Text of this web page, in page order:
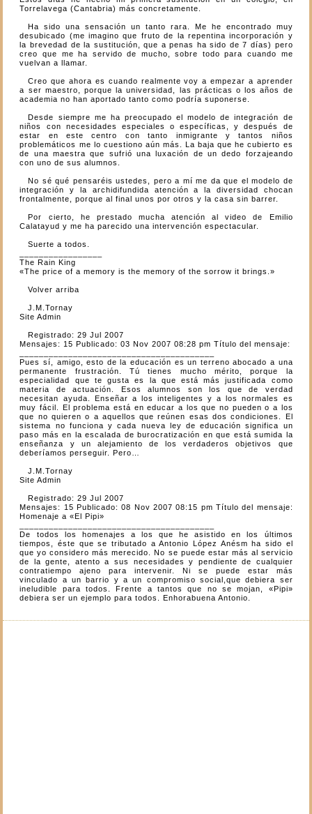
Torrelavega (Cantabria) más concretamente.
Ha sido una sensación un tanto rara. Me he encontrado muy
desubicado (me imagino que fruto de la repentina incorporación y
la brevedad de la sustitución, que a penas ha sido de 7 días) pero
creo que me ha servido de mucho, sobre todo para cuando me
vuelvan a llamar.
Creo que ahora es cuando realmente voy a empezar a aprender
a ser maestro, porque la universidad, las prácticas o los años de
academia no han aportado tanto como podría suponerse.
Desde siempre me ha preocupado el modelo de integración de
niños con necesidades especiales o específicas, y después de
estar en este centro con tanto inmigrante y tantos niños
problemáticos me lo cuestiono aún más. La baja que he cubierto es
de una maestra que sufrió una luxación de un dedo forzajeando
con uno de sus alumnos.
No sé qué pensaréis ustedes, pero a mí me da que el modelo de
integración y la archidifundida atención a la diversidad chocan
frontalmente, porque al final unos por otros y la casa sin barrer.
Por cierto, he prestado mucha atención al video de Emilio
Calatayud y me ha parecido una intervención espectacular.
Suerte a todos.
The Rain King
«The price of a memory is the memory of the sorrow it brings.»
Volver arriba
J.M.Tornay
Site Admin
Registrado: 29 Jul 2007
Mensajes: 15 Publicado: 03 Nov 2007 08:28 pm Título del mensaje:
Pues sí, amigo, esto de la educación es un terreno abocado a una
permanente frustración. Tú tienes mucho mérito, porque la
especialidad que te gusta es la que está más justificada como
materia de actuación. Esos alumnos son los que de verdad
necesitan ayuda. Enseñar a los inteligentes y a los normales es
muy fácil. El problema está en educar a los que no pueden o a los
que no quieren o a aquellos que reúnen esas dos condiciones. El
sistema no funciona y cada nueva ley de educación significa un
paso más en la escalada de burocratización en que está sumida la
enseñanza y un alejamiento de los verdaderos objetivos que
deberíamos perseguir. Pero…
J.M.Tornay
Site Admin
Registrado: 29 Jul 2007
Mensajes: 15 Publicado: 08 Nov 2007 08:15 pm Título del mensaje:
Homenaje a «El Pipi»
De todos los homenajes a los que he asistido en los últimos
tiempos, éste que se tributado a Antonio López Anésm ha sido el
que yo considero más merecido. No se puede estar más al servicio
de la gente, atento a sus necesidades y pendiente de cualquier
contratiempo ajeno para intervenir. Ni se puede estar más
vinculado a un barrio y a un compromiso social,que debiera ser
ineludible para todos. Frente a tantos que no se mojan, «Pipi»
debiera ser un ejemplo para todos. Enhorabuena Antonio.